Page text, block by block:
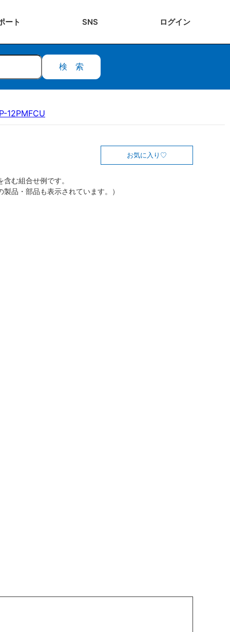
ート SNS ログイン
検索
12PMFCU
お気に入り
む組合せ例です。
製品・部品も表示されています。）